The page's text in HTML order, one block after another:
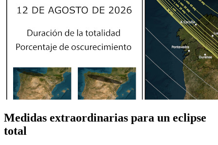
Medidas extraordinarias para un eclipse
total